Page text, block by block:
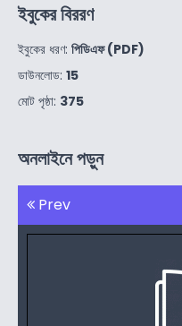
ইবুকের বিররণ
ইবুকের ধরণ: পিডিএফ (PDF)
ডাউনলোড: 15
মোট পৃষ্ঠা: 375
অনলাইনে পড়ুন
Prev